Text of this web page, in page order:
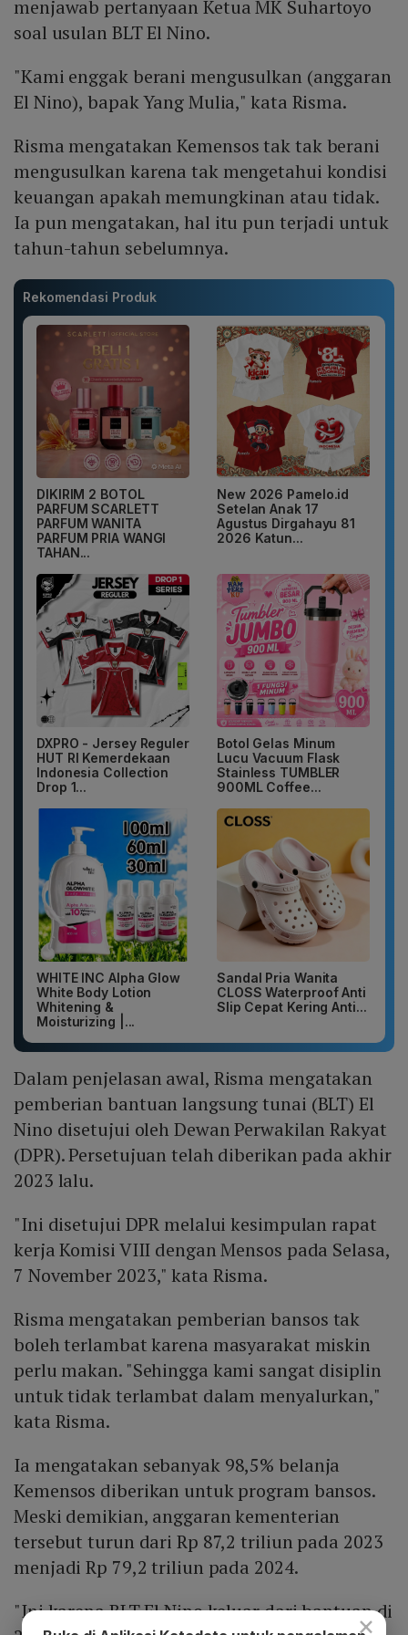
menjawab pertanyaan Ketua MK Suhartoyo
soal usulan BLT El Nino.
"Kami enggak berani mengusulkan (anggaran
El Nino), bapak Yang Mulia," kata Risma.
Risma mengatakan Kemensos tak tak berani
mengusulkan karena tak mengetahui kondisi
keuangan apakah memungkinan atau tidak.
Ia pun mengatakan, hal itu pun terjadi untuk
tahun-tahun sebelumnya.
Rekomendasi Produk
DIKIRIM 2 BOTOL
PARFUM SCARLETT
PARFUM WANITA
PARFUM PRIA WANGI
TAHAN...
New 2026 Pamelo.id
Setelan Anak 17
Agustus Dirgahayu 81
2026 Katun...
DXPRO - Jersey Reguler
HUT RI Kemerdekaan
Indonesia Collection
Drop 1...
Botol Gelas Minum
Lucu Vacuum Flask
Stainless TUMBLER
900ML Coffee...
WHITE INC Alpha Glow
White Body Lotion
Whitening &
Moisturizing |...
Sandal Pria Wanita
CLOSS Waterproof Anti
Slip Cepat Kering Anti...
Dalam penjelasan awal, Risma mengatakan
pemberian bantuan langsung tunai (BLT) El
Nino disetujui oleh Dewan Perwakilan Rakyat
(DPR). Persetujuan telah diberikan pada akhir
2023 lalu.
"Ini disetujui DPR melalui kesimpulan rapat
kerja Komisi VIII dengan Mensos pada Selasa,
7 November 2023," kata Risma.
Risma mengatakan pemberian bansos tak
boleh terlambat karena masyarakat miskin
perlu makan. "Sehingga kami sangat disiplin
untuk tidak terlambat dalam menyalurkan,"
kata Risma.
Ia mengatakan sebanyak 98,5% belanja
Kemensos diberikan untuk program bansos.
Meski demikian, anggaran kementerian
tersebut turun dari Rp 87,2 triliun pada 2023
menjadi Rp 79,2 triliun pada 2024.
"Ini karena BLT El Nino keluar dari bantuan di
×